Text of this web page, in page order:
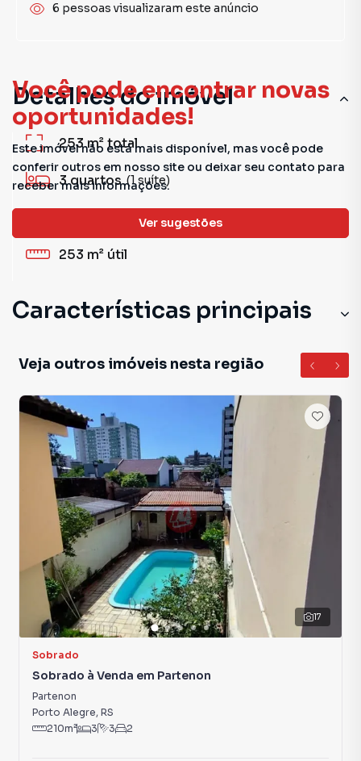
Você pode encontrar novas
oportunidades!
Este imóvel não está mais disponível, mas você pode
conferir outros em nosso site ou deixar seu contato para
receber mais informações.
Ver sugestões
Detalhes do imóvel
253 m²total
3quartos (1 suíte)
253 m² útil
Características principais
Veja outros imóveis nesta região
17
Sobrado
Sobrado à Venda em Partenon
Partenon
Porto Alegre, RS
210m² 3 3 2
6 pessoas visualizaram este anúncio